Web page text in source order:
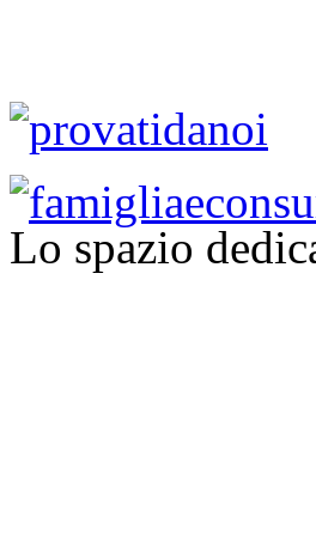
Lo spazio